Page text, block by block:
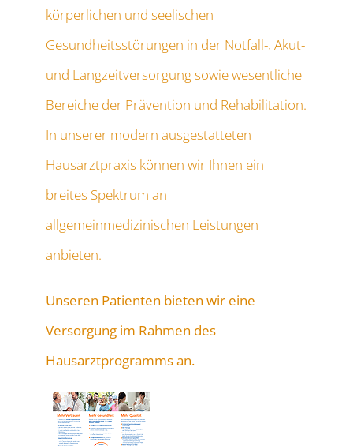
körperlichen und seelischen
Gesundheitsstörungen in der Notfall-, Akut-
und Langzeitversorgung sowie wesentliche
Bereiche der Prävention und Rehabilitation.
In unserer modern ausgestatteten
Hausarztpraxis können wir Ihnen ein
breites Spektrum an
allgemeinmedizinischen Leistungen
anbieten.
Unseren Patienten bieten wir eine
Versorgung im Rahmen des
Hausarztprogramms an.